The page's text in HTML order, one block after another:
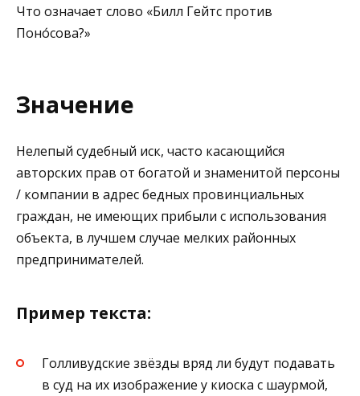
Что означает слово «Билл Гейтс против
Поно́сова?»
Значение
Нелепый судебный иск, часто касающийся
авторских прав от богатой и знаменитой персоны
/ компании в адрес бедных провинциальных
граждан, не имеющих прибыли с использования
объекта, в лучшем случае мелких районных
предпринимателей.
Пример текста:
Голливудские звёзды вряд ли будут подавать
в суд на их изображение у киоска с шаурмой,